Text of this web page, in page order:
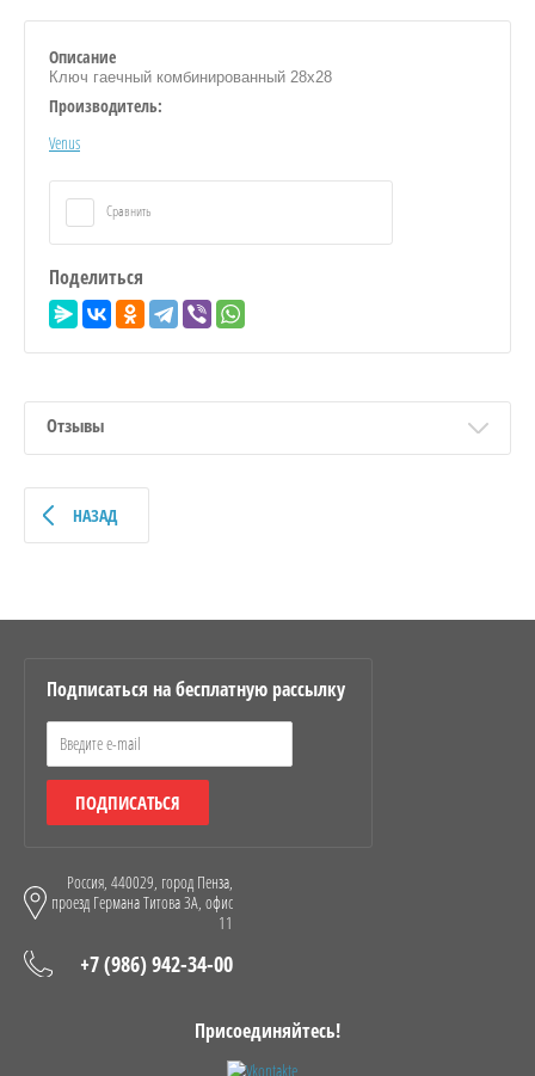
Описание
Ключ гаечный комбинированный 28х28
Производитель:
Venus
Сравнить
Поделиться
Отзывы
НАЗАД
Подписаться на бесплатную рассылку
ПОДПИСАТЬСЯ
Россия, 440029, город Пенза,
проезд Германа Титова 3А, офис
11
+7 (986) 942-34-00
Присоединяйтесь!